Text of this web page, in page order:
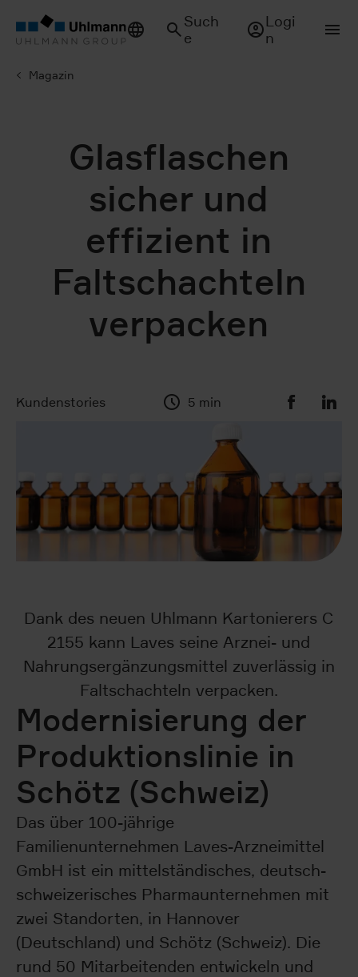
Such
e
Logi
n
Magazin
Glasflaschen
sicher und
effizient in
Faltschachteln
verpacken
Kundenstories 5 min
Dank des neuen Uhlmann Kartonierers C
2155 kann Laves seine Arznei- und
Nahrungsergänzungsmittel zuverlässig in
Faltschachteln verpacken.
Modernisierung der
Produktionslinie in
Schötz (Schweiz)
Das über 100-jährige
Familienunternehmen Laves-Arzneimittel
GmbH ist ein mittelständisches, deutsch-
schweizerisches Pharmaunternehmen mit
zwei Standorten, in Hannover
(Deutschland) und Schötz (Schweiz). Die
rund 50 Mitarbeitenden entwickeln und